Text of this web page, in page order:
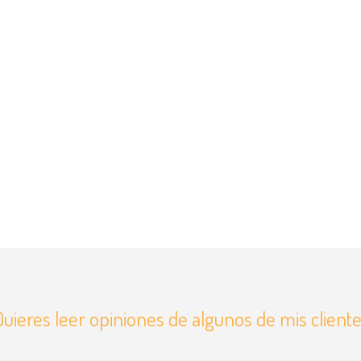
leer opiniones de algunos de mis